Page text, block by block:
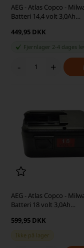
AEG - Atlas Copco -
Batteri 14,4 volt 3,0Ah
449,95 DKK
Fjernlager 2-4 dages
- +
AEG - Atlas Copco -
Batteri 18 volt 3,0Ah
599,95 DKK
Ikke på lager